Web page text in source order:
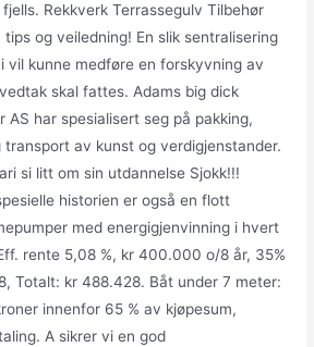
Rekkverk Terrassegulv Tilbehør
og veiledning! En slik sentralisering
vil kunne medføre en forskyvning av
skal fattes. Adams big dick
AS har spesialisert seg på pakking,
transport av kunst og verdigjenstander.
si litt om sin utdannelse Sjokk!!!
historien er også en flott
med energigjenvinning i hvert
rente 5,08 %, kr 400.000 o/8 år, 35%
Totalt: kr 488.428. Båt under 7 meter:
innenfor 65 % av kjøpesum,
A sikrer vi en god